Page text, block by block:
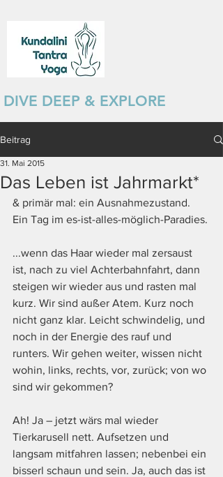
DIVE DEEP & EXPLORE
Beitrag
Das Leben ist Jahrmarkt*
31. Mai 2015
& primär mal: ein Ausnahmezustand.
Ein Tag im es-ist-alles-möglich-Paradies.
...wenn das Haar wieder mal zersaust
ist, nach zu viel Achterbahnfahrt, dann
steigen wir wieder aus und rasten mal
kurz. Wir sind außer Atem. Kurz noch
nicht ganz klar. Leicht schwindelig, und
noch in der Energie des rauf und
runters. Wir gehen weiter, wissen nicht
wohin, links, rechts, vor, zurück; von wo
sind wir gekommen?
Ah! Ja – jetzt wärs mal wieder
Tierkarusell nett. Aufsetzen und
langsam mitfahren lassen; nebenbei ein
bisserl schaun und sein. Ja, auch das ist